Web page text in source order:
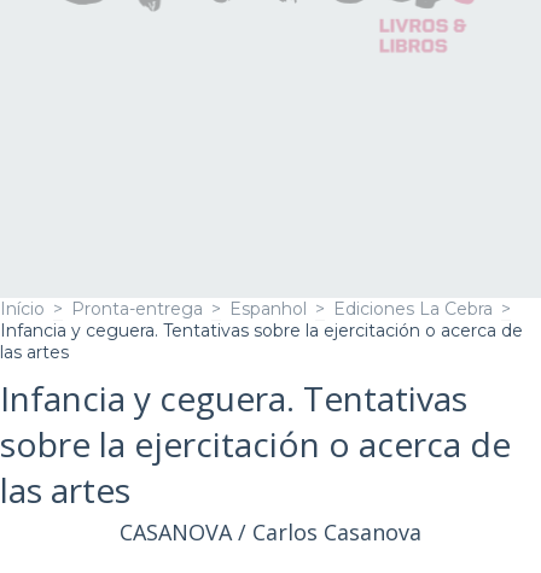
Início > Pronta-entrega > Espanhol > Ediciones La Cebra >
Infancia y ceguera. Tentativas sobre la ejercitación o acerca de
las artes
Infancia y ceguera. Tentativas
sobre la ejercitación o acerca de
las artes
CASANOVA / Carlos Casanova